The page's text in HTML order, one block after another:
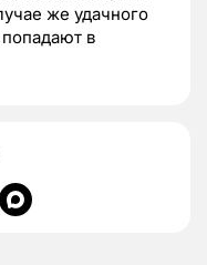
же удачного
в